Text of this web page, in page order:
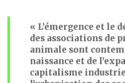
« L’émergence et le
des associations de
animale sont
naissance et de
capitalisme